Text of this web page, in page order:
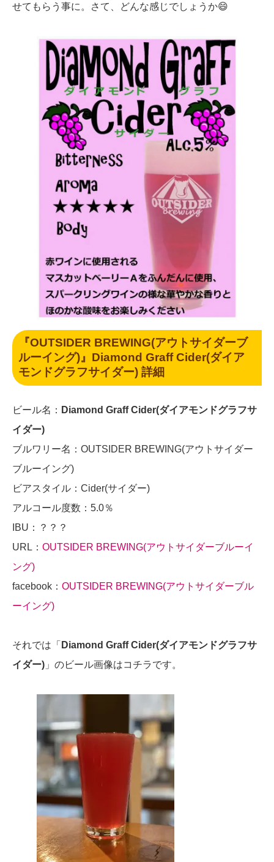
せてもらう事に。さて、どんな感じでしょうか😄
『OUTSIDER BREWING(アウトサイダーブ
ルーイング)』Diamond Graff Cider(ダイア
モンドグラフサイダー) 詳細
ビール名： Diamond Graff Cider(ダイアモンドグラフサ
イダー)
ブルワリー名：OUTSIDER BREWING(アウトサイダー
ブルーイング)
ビアスタイル：Cider(サイダー)
アルコール度数：5.0％
IBU：？？？
URL： OUTSIDER BREWING(アウトサイダーブルーイ
ング)
facebook： OUTSIDER BREWING(アウトサイダーブル
ーイング)
それでは「 Diamond Graff Cider(ダイアモンドグラフサ
イダー) 」のビール画像はコチラです。